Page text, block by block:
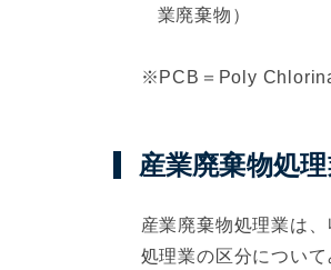
業廃棄物）
※PCB＝Poly
産業廃棄物処
産業廃棄物処理業は
処理業の区分について